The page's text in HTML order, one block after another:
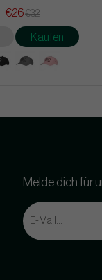
€26€32
Kaufen
Melde dich für